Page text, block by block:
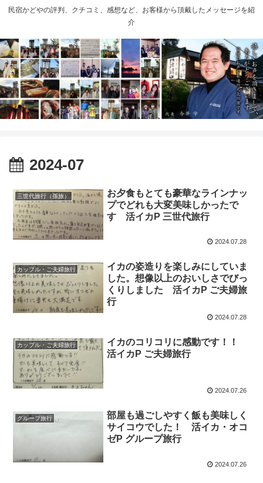
民宿かどやの評判、クチコミ、感想など、お客様から頂戴したメッセージを紹
介
2024-07
三世代旅行（孫旅）
お夕食もとても豪華なラインナッ
プでどれも大変美味しかったで
す 活イカP 三世代旅行
2024.07.28
カップル・ご夫婦旅行
イカの姿造りを楽しみにしていま
した。想像以上のおいしさでびっ
くりしました 活イカP ご夫婦旅
行
2024.07.28
カップル・ご夫婦旅行
イカのコリコリに感動です！！
活イカP ご夫婦旅行
2024.07.26
グループ旅行
部屋も過ごしやすく飯も美味しく
サイコウでした！ 活イカ・オコ
ゼP グループ旅行
2024.07.26